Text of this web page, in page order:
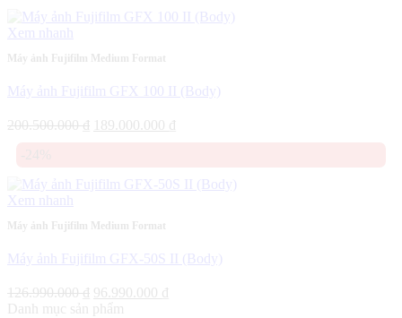
Xem nhanh
Máy ảnh Fujifilm Medium Format
Máy ảnh Fujifilm GFX 100 II (Body)
200.500.000₫
Giá
189.000.000 ₫
189.000.000 ₫.
Xem nhanh
Máy ảnh Fujifilm Medium Format
Máy ảnh Fujifilm GFX-50S II (Body)
126.990.000₫ Giá
gốc
96.990.000 ₫
Danh mục sản phẩm